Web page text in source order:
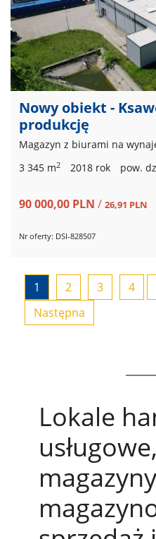
Nowy obiekt -
produkcję
Magazyn z biurami na
3 345 m2 2018 rok pow.
90 000,00 PLN / 26,91 PLN
Nr oferty: DSI-828507
1 2 3 4
Następna
Lokale
usługowe,